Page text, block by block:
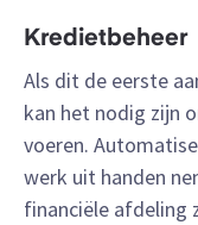
Kredietbeheer
Als dit de eerste
kan het nodig zijn
voeren.
werk uit handen
financiële afdeling